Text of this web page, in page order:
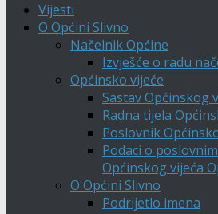
Vijesti
O Općini Slivno
Načelnik Općine
Izvješće o radu
Općinsko vijeće
Sastav Općinskog
Radna tijela
Poslovnik
Podaci o
Općinskog vijeća
O Općini Slivno
Podrijetlo imena